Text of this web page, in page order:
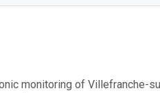
monitoring of Villefranche-